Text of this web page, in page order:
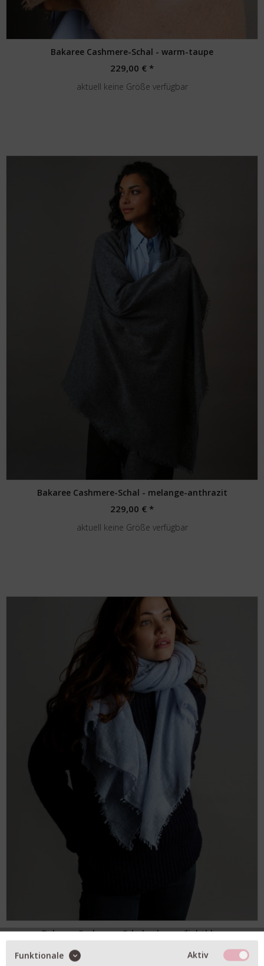
Bakaree Cashmere-Schal - warm-taupe
229,00 € *
aktuell keine Größe verfügbar
Bakaree Cashmere-Schal - melange-anthrazit
229,00 € *
aktuell keine Größe verfügbar
Bakaree Cashmere-Schal - skyway/lightblue
Funktionale Aktiv